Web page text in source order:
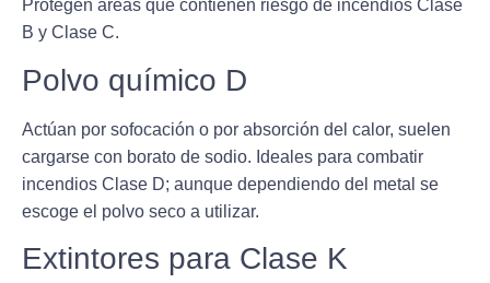
Protegen áreas que contienen riesgo de incendios Clase
B y Clase C.
Polvo químico D
Actúan por sofocación o por absorción del calor, suelen
cargarse con borato de sodio. Ideales para combatir
incendios Clase D; aunque dependiendo del metal se
escoge el polvo seco a utilizar.
Extintores para Clase K